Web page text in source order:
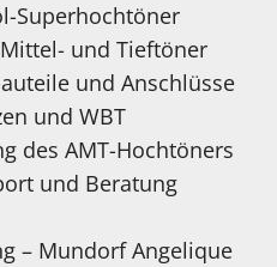
Superhochtöner
und Tieftöner
und Anschlüsse
und WBT
des AMT-Hochtöners
und Beratung
– Mundorf Angelique